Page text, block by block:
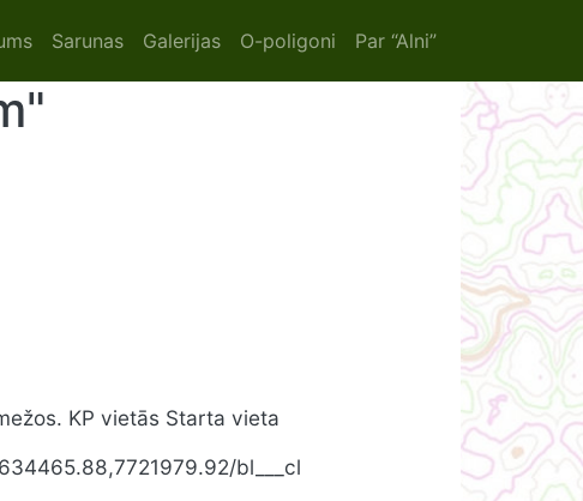
Sarunas Galerijas O-poligoni Par “Alni”
KP vietās Starta vieta
bl___cl